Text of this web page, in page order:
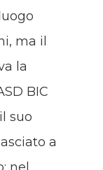
ma il
la
BIC
suo
a
nel